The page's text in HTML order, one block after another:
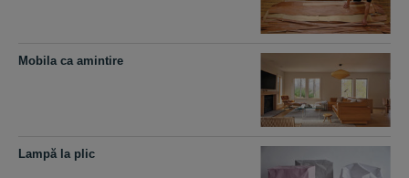
Mobila ca amintire
Lampă la plic